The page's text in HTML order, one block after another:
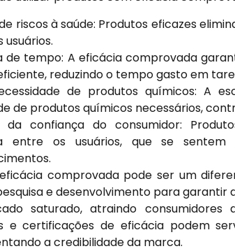
riscos à saúde: Produtos eficazes
usuários.
de tempo: A eficácia comprovada
reduzindo o tempo gasto em
de produtos químicos: A
de produtos químicos necessários,
da confiança do consumidor:
entre os usuários, que se
comprovada pode ser um
e desenvolvimento para
saturado, atraindo consumidores
e certificações de eficácia podem
a credibilidade da marca.